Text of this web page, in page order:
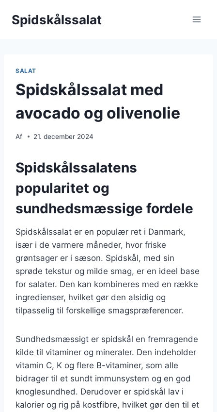
Spidskålssalat
SALAT
Spidskålssalat med
avocado og olivenolie
Af 21. december 2024
Spidskålssalatens
popularitet og
sundhedsmæssige fordele
Spidskålssalat er en populær ret i Danmark,
især i de varmere måneder, hvor friske
grøntsager er i sæson. Spidskål, med sin
sprøde tekstur og milde smag, er en ideel base
for salater. Den kan kombineres med en række
ingredienser, hvilket gør den alsidig og
tilpasselig til forskellige smagspræferencer.
Sundhedsmæssigt er spidskål en fremragende
kilde til vitaminer og mineraler. Den indeholder
vitamin C, K og flere B-vitaminer, som alle
bidrager til et sundt immunsystem og en god
knoglesundhed. Derudover er spidskål lav i
kalorier og rig på kostfibre, hvilket gør den til et